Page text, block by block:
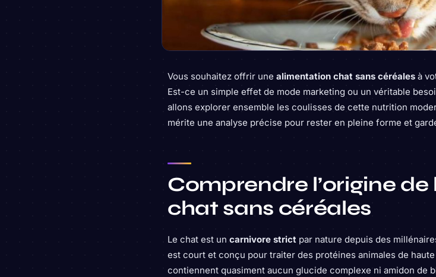
Vous souhaitez offrir une alimentation chat sans céréales à
Est-ce un simple effet de mode marketing ou un véritable
allons explorer ensemble les coulisses de cette nutrition
mérite une analyse précise pour rester en pleine forme et
Comprendre l’origine
chat sans céréales
Le chat est un carnivore strict par nature depuis des
est court et conçu pour traiter des protéines animales de
contiennent quasiment aucun glucide complexe ni amidon de